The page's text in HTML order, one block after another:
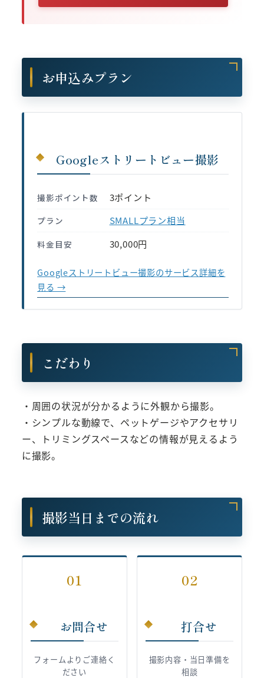
お申込みプラン
Googleストリートビュー撮影
撮影ポイント数 3ポイント
プラン SMALLプラン相当
料金目安 30,000円
Googleストリートビュー撮影のサービス詳細を
見る →
こだわり
・周囲の状況が分かるように外観から撮影。
・シンプルな動線で、ペットゲージやアクセサリ
ー、トリミングスペースなどの情報が見えるよう
に撮影。
撮影当日までの流れ
01
お問合せ
フォームよりご連絡く
ださい
02
打合せ
撮影内容・当日準備を
相談